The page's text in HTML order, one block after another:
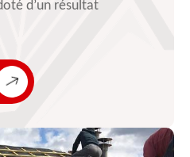
d’un résultat